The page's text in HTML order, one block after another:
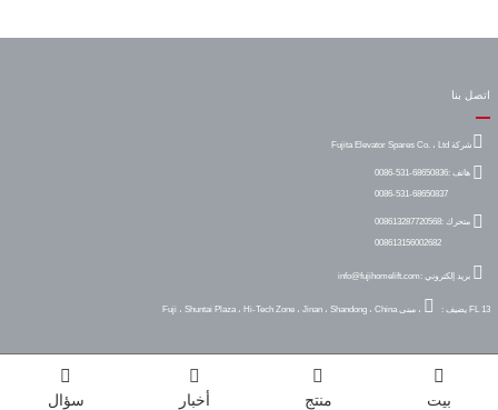
اتصل بنا
شركة Fujita Elevator Spares Co. ، Ltd
هاتف :0086-531-68650836
0086-531-68650837
متحرك :008613287720568
008613156002682
بريد إلكتروني :info@fujihomelift.com
يضيف : FL 13 ، مبنى Fuji ، Shuntai Plaza ، Hi-Tech Zone ، Jinan ، Shandong ، China
بيت منتج أخبار سؤال